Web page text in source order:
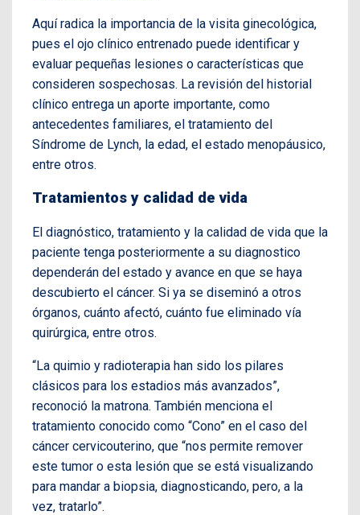
Aquí radica la importancia de la visita ginecológica,
pues el ojo clínico entrenado puede identificar y
evaluar pequeñas lesiones o características que
consideren sospechosas. La revisión del historial
clínico entrega un aporte importante, como
antecedentes familiares, el tratamiento del
Síndrome de Lynch, la edad, el estado menopáusico,
entre otros.
Tratamientos y calidad de vida
El diagnóstico, tratamiento y la calidad de vida que la
paciente tenga posteriormente a su diagnostico
dependerán del estado y avance en que se haya
descubierto el cáncer. Si ya se diseminó a otros
órganos, cuánto afectó, cuánto fue eliminado vía
quirúrgica, entre otros.
“La quimio y radioterapia han sido los pilares
clásicos para los estadios más avanzados”,
reconoció la matrona. También menciona el
tratamiento conocido como “Cono” en el caso del
cáncer cervicouterino, que “nos permite remover
este tumor o esta lesión que se está visualizando
para mandar a biopsia, diagnosticando, pero, a la
vez, tratarlo”.